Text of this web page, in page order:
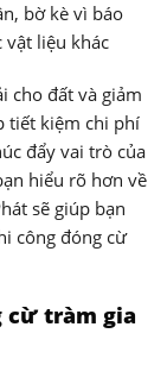
bờ kè vì báo
vật liệu khác
cho đất và giảm
tiết kiệm chi phí
đẩy vai trò của
hiểu rõ hơn về
sẽ giúp bạn
công đóng cừ
cừ tràm gia